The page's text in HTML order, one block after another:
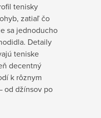
tenisky
zatiaľ čo
sa jednoducho
Detaily
teniske
decentný
k rôznym
od džínsov po